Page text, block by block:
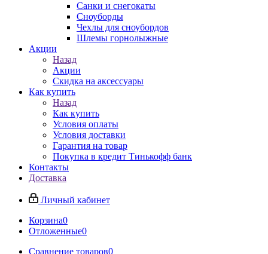
Санки и снегокаты
Сноуборды
Чехлы для сноубордов
Шлемы горнолыжные
Акции
Назад
Акции
Скидка на аксессуары
Как купить
Назад
Как купить
Условия оплаты
Условия доставки
Гарантия на товар
Покупка в кредит Тинькофф банк
Контакты
Доставка
Личный кабинет
Корзина0
Отложенные0
Сравнение товаров0